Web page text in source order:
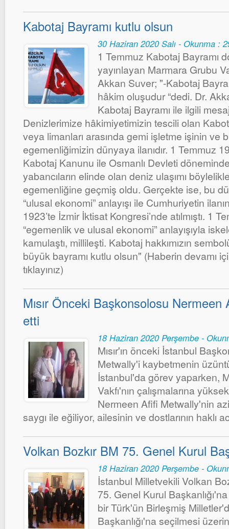
Kabotaj Bayramı kutlu olsun
30 Haziran 2020 Salı - Okunma :
1 Temmuz Kabotaj Bayramı
yayınlayan Marmara Grubu
Akkan Suver; "-Kabotaj
hâkim oluşudur “dedi. Dr.
Kabotaj Bayramı ile ilgili
Denizlerimize hâkimiyetimizin tescili olan
veya limanları arasında gemi işletme işinin ve
egemenliğimizin dünyaya ilanıdır. 1 Temmuz
Kabotaj Kanunu ile Osmanlı Devleti
yabancıların elinde olan deniz ulaşımı
egemenliğine geçmiş oldu. Gerçekte ise, bu
“ulusal ekonomi” anlayışı ile Cumhuriyetin
1923’te İzmir İktisat Kongresi’nde atılmıştı. 1
“egemenlik ve ulusal ekonomi” anlayışıyla
kamulaştı, millileşti. Kabotaj hakkımızın
büyük bayramı kutlu olsun" (Haberin devamı
tıklayınız)
Mısır Önceki Başkonsolosu
etti
18 Haziran 2020 Perşembe -
Mısır'ın önceki İstanbul
Metwally'i kaybetmenin
İstanbul'da görev yaparken,
Vakfı'nın çalışmalarına
Nermeen Afifi Metwally'nin
saygı ile eğiliyor, ailesinin ve dostlarının haklı
Volkan Bozkır BM 75. Genel Kurul
18 Haziran 2020 Perşembe -
İstanbul Milletvekili Volkan
75. Genel Kurul
bir Türk'ün Birleşmiş
Başkanlığı'na seçilmesi